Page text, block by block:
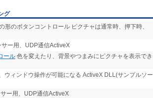
グ
形のボタンコントロール ピクチャは通常時、押下時、
ー用、UDP通信ActiveX
ール 色を変えたり、背景やつまみにピクチャを表示でき
ウィンドウ操作が可能になる ActiveX DLL(サンプルソー
ー用、UDP通信ActiveX